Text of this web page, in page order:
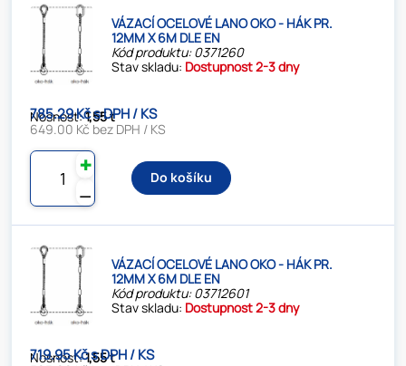
VÁZACÍ OCELOVÉ LANO OKO - HÁK PR.
12MM X 6M DLE EN
Kód produktu: 0371260
Stav skladu: Dostupnost 2-3 dny
Nosnost:1,55 t
785.29 Kč s DPH / KS
649.00 Kč bez DPH / KS
⚊
✚
Do košíku
VÁZACÍ OCELOVÉ LANO OKO - HÁK PR.
12MM X 6M DLE EN
Kód produktu: 03712601
Stav skladu: Dostupnost 2-3 dny
Nosnost:1,55 t
719.95 Kč s DPH / KS